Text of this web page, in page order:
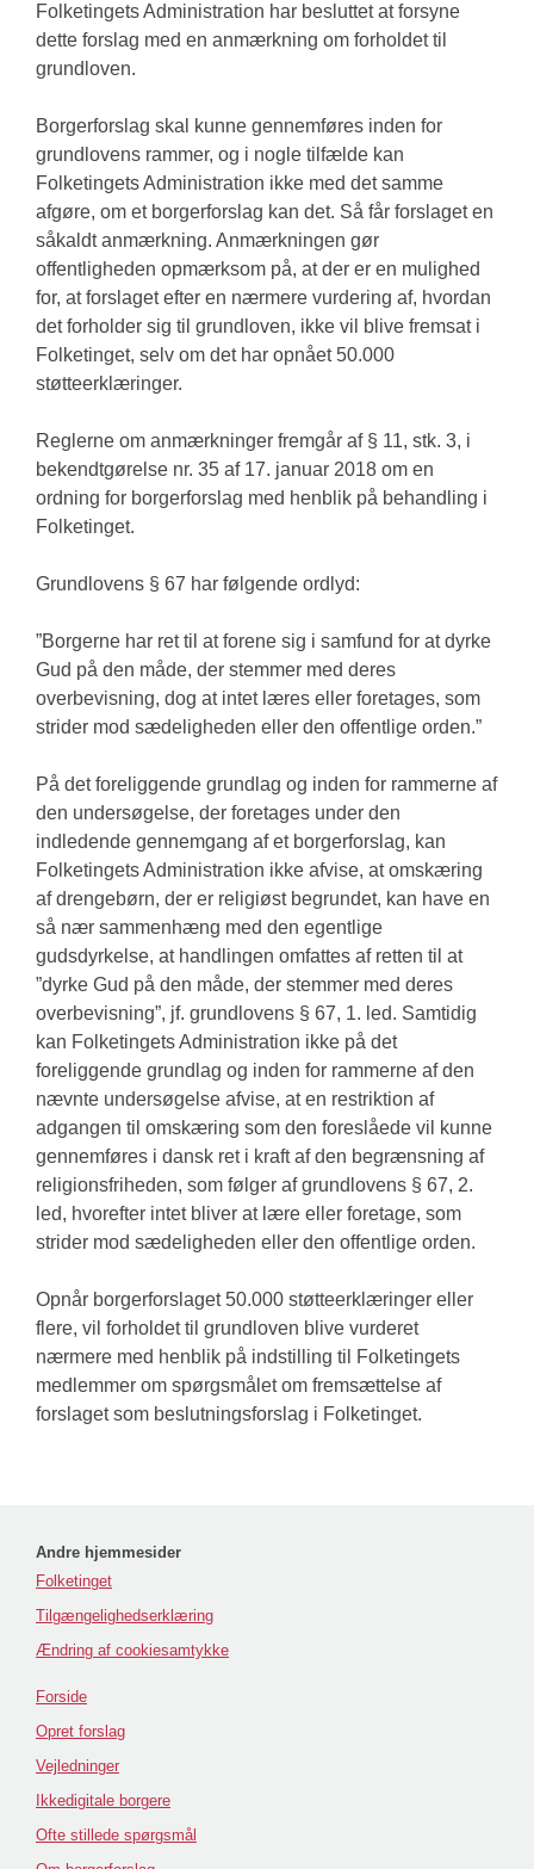
Folketingets Administration har besluttet at forsyne
dette forslag med en anmærkning om forholdet til
grundloven.
Borgerforslag skal kunne gennemføres inden for
grundlovens rammer, og i nogle tilfælde kan
Folketingets Administration ikke med det samme
afgøre, om et borgerforslag kan det. Så får forslaget en
såkaldt anmærkning. Anmærkningen gør
offentligheden opmærksom på, at der er en mulighed
for, at forslaget efter en nærmere vurdering af, hvordan
det forholder sig til grundloven, ikke vil blive fremsat i
Folketinget, selv om det har opnået 50.000
støtteerklæringer.
Reglerne om anmærkninger fremgår af § 11, stk. 3, i
bekendtgørelse nr. 35 af 17. januar 2018 om en
ordning for borgerforslag med henblik på behandling i
Folketinget.
Grundlovens § 67 har følgende ordlyd:
”Borgerne har ret til at forene sig i samfund for at dyrke
Gud på den måde, der stemmer med deres
overbevisning, dog at intet læres eller foretages, som
strider mod sædeligheden eller den offentlige orden.”
På det foreliggende grundlag og inden for rammerne af
den undersøgelse, der foretages under den
indledende gennemgang af et borgerforslag, kan
Folketingets Administration ikke afvise, at omskæring
af drengebørn, der er religiøst begrundet, kan have en
så nær sammenhæng med den egentlige
gudsdyrkelse, at handlingen omfattes af retten til at
”dyrke Gud på den måde, der stemmer med deres
overbevisning”, jf. grundlovens § 67, 1. led. Samtidig
kan Folketingets Administration ikke på det
foreliggende grundlag og inden for rammerne af den
nævnte undersøgelse afvise, at en restriktion af
adgangen til omskæring som den foreslåede vil kunne
gennemføres i dansk ret i kraft af den begrænsning af
religionsfriheden, som følger af grundlovens § 67, 2.
led, hvorefter intet bliver at lære eller foretage, som
strider mod sædeligheden eller den offentlige orden.
Opnår borgerforslaget 50.000 støtteerklæringer eller
flere, vil forholdet til grundloven blive vurderet
nærmere med henblik på indstilling til Folketingets
medlemmer om spørgsmålet om fremsættelse af
forslaget som beslutningsforslag i Folketinget.
Andre hjemmesider
Folketinget
Tilgængelighedserklæring
Ændring af cookiesamtykke
Forside
Opret forslag
Vejledninger
Ikkedigitale borgere
Ofte stillede spørgsmål